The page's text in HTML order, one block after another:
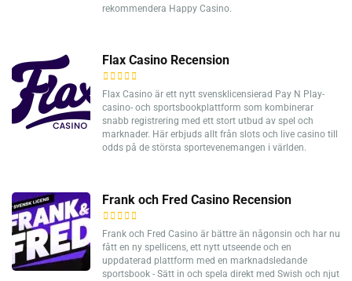
rekommendera Happy Casino.
Flax Casino Recension
Flax Casino är ett nytt svensklicensierad Pay N Play-
casino- och sportsbookplattform som kombinerar
snabb registrering med ett stort utbud av spel och
marknader. Här erbjuds allt från slots och live casino till
odds på de största sportevenemangen i världen.
Frank och Fred Casino Recension
Frank och Fred Casino är bättre än någonsin och har nu
fått en ny spellicens, ett nytt utseende och en
uppdaterad plattform med en marknadsledande
sportsbook - Sätt in och spela direkt med Swish och njut